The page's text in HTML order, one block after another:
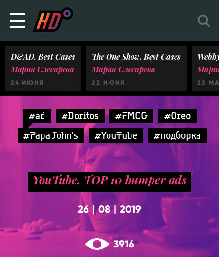
D&AD. Best Cases
Мария Слесарева
24 ИЮНЯ
The One Show. Best Cases
Мария Слесарева
22 ИЮНЯ 22
#ad #Doritos #FMCG
#Oreo
#Papa John's
#YouTube #подборка
YouTube. TOP 10 bumper ads
26 | 08|2019
3916